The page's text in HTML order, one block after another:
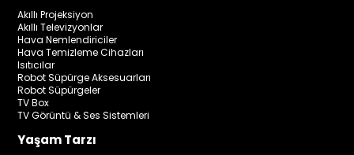
Akıllı Projeksiyon
Akıllı Televizyonlar
Hava Nemlendiriciler
Hava Temizleme Cihazları
Isıtıcılar
Robot Süpürge Aksesuarları
Robot Süpürgeler
TV Box
TV Görüntü & Ses Sistemleri
Yaşam Tarzı